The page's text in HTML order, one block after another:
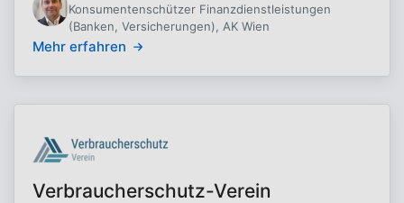
Konsumentenschützer Finanzdienstleistungen
(Banken, Versicherungen), AK Wien
Mehr erfahren
Verbraucherschutz-Verein